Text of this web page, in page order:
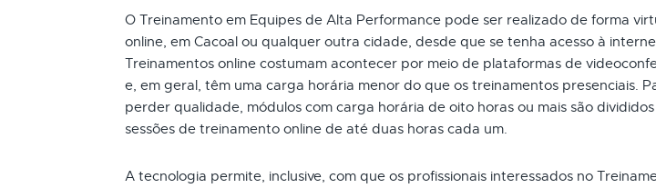
O Treinamento em Equipes de Alta Performance pode ser realizado de forma
online, em Cacoal ou qualquer outra cidade, desde que se tenha acesso à
Treinamentos online costumam acontecer por meio de plataformas de
e, em geral, têm uma carga horária menor do que os treinamentos presenciais.
perder qualidade, módulos com carga horária de oito horas ou mais são
sessões de treinamento online de até duas horas cada um.
A tecnologia permite, inclusive, com que os profissionais interessados no